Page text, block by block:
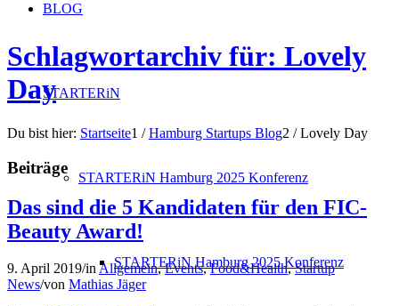
BLOG
STARTERiN
STARTERiN Hamburg 2025 Konferenz
STARTERiN Hamburg 2025 Konferenz
Schlagwortarchiv für: Lovely
Day
Du bist hier: Startseite1 / Hamburg Startups Blog2 / Lovely Day
Beiträge
Das sind die 5 Kandidaten für den FIC-
Beauty Award!
9. April 2019/inAllgemein,Events,Food&Health,Startup
News/von Mathias Jäger